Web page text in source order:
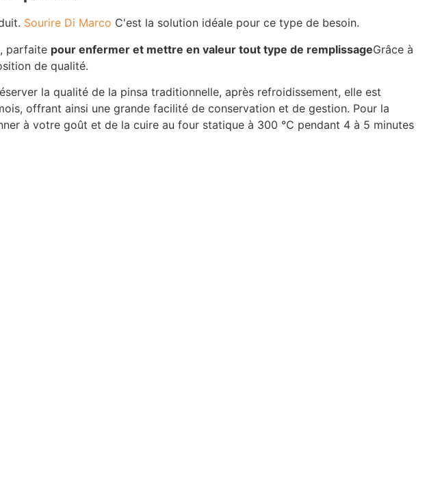
Sourire Di Marco C'est la solution idéale pour ce type de besoin.
parfaite pour enfermer et mettre en valeur tout type de remplissageGrâce à
de qualité.
la qualité de la pinsa traditionnelle, après refroidissement, elle est
offrant ainsi une grande facilité de conservation et de gestion. Pour la
à votre goût et de la cuire au four statique à 300 °C pendant 4 à 5 minutes